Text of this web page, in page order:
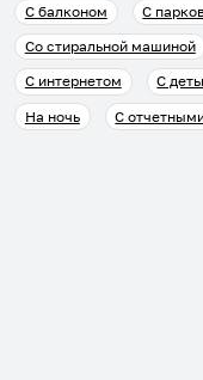
С балконом
С
Со стиральной машиной
С интернетом
С
На ночь
С